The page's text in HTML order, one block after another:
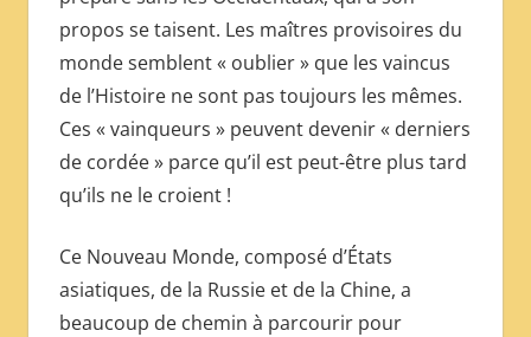
propos se taisent. Les maîtres provisoires du
monde semblent « oublier » que les vaincus
de l’Histoire ne sont pas toujours les mêmes.
Ces « vainqueurs » peuvent devenir « derniers
de cordée » parce qu’il est peut-être plus tard
qu’ils ne le croient !
Ce Nouveau Monde, composé d’États
asiatiques, de la Russie et de la Chine, a
beaucoup de chemin à parcourir pour